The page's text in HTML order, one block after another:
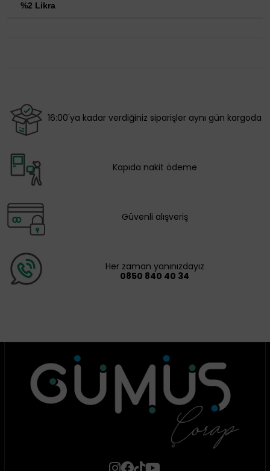
%2 Likra
16:00'ya kadar verdiğiniz siparişler aynı gün kargoda
Kapıda nakit ödeme
Güvenli alışveriş
Her zaman yanınızdayız
0850 840 40 34